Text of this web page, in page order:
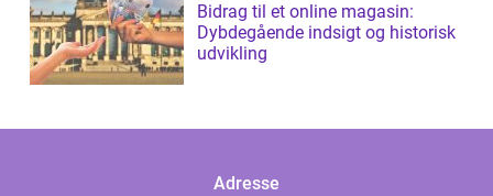
Bidrag til et online magasin:
Dybdegående indsigt og historisk
udvikling
Adresse